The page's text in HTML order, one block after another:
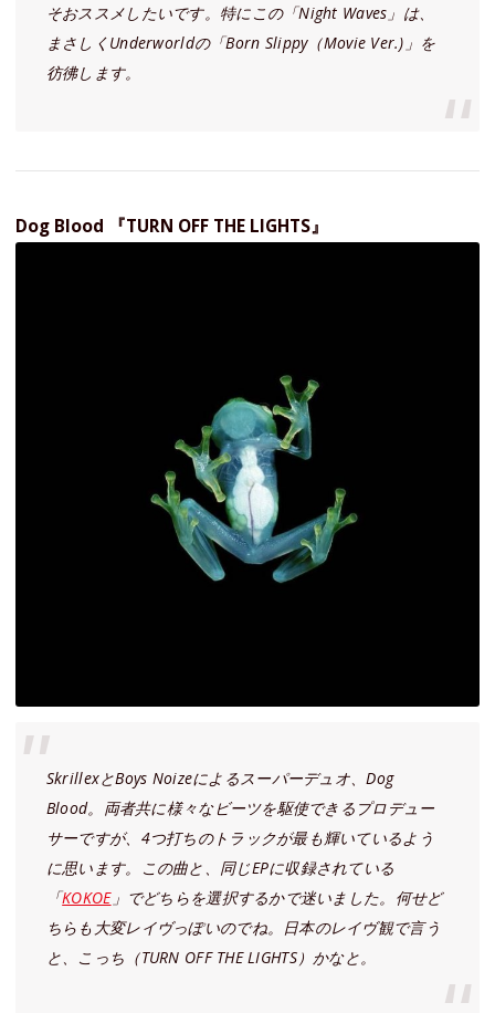
そおススメしたいです。特にこの「Night Waves」は、
まさしくUnderworldの「Born Slippy（Movie Ver.)」を
彷彿します。
Dog Blood 『TURN OFF THE LIGHTS』
SkrillexとBoys Noizeによるスーパーデュオ、Dog
Blood。両者共に様々なビーツを駆使できるプロデュー
サーですが、4つ打ちのトラックが最も輝いているよう
に思います。この曲と、同じEPに収録されている
「KOKOE」でどちらを選択するかで迷いました。何せど
ちらも大変レイヴっぽいのでね。日本のレイヴ観で言う
と、こっち（TURN OFF THE LIGHTS）かなと。